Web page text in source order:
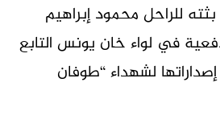
للراحل محمود إبراهيم
في لواء خان يونس التابع
لشهداء “طوفان